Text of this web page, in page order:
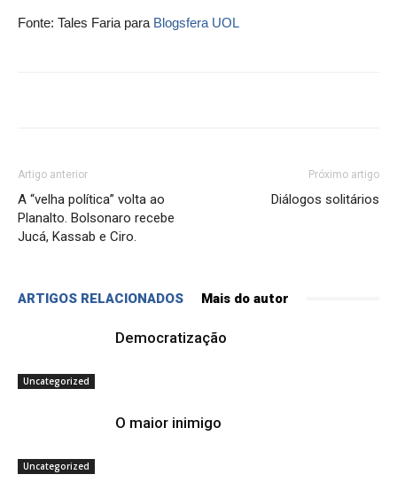
Fonte: Tales Faria para Blogsfera UOL
Artigo anterior
A “velha política” volta ao
Planalto. Bolsonaro recebe
Jucá, Kassab e Ciro.
Próximo artigo
Diálogos solitários
ARTIGOS RELACIONADOS Mais do autor
Uncategorized
Democratização
Uncategorized
O maior inimigo